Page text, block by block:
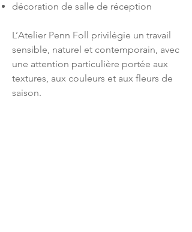
décoration de salle de réception
L’Atelier Penn Foll privilégie un travail
sensible, naturel et contemporain, avec
une attention particulière portée aux
textures, aux couleurs et aux fleurs de
saison.